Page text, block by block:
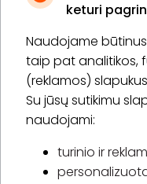
keturi
Naudojame
taip pat analitikos,
(reklamos)
Su jūsų sutikimu
naudojami:
turinio ir
* Susipažinau su